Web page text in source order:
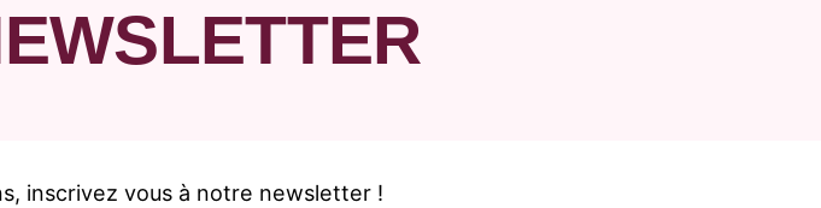
inscrivez vous à notre newsletter !